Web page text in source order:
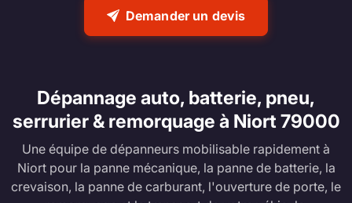
Demander un devis
Dépannage auto, batterie, pneu,
serrurier & remorquage à Niort 79000
Une équipe de dépanneurs mobilisable rapidement à
Niort pour la panne mécanique, la panne de batterie, la
crevaison, la panne de carburant, l'ouverture de porte, le